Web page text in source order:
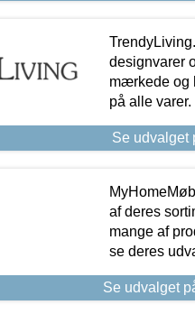
designvarer
mærkede og
på alle
Se udvalget
af deres
mange af
se deres
Se udvalget